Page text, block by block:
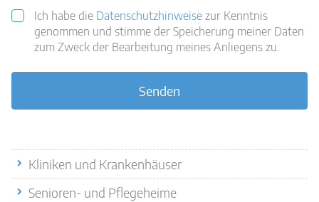
Ich habe die Datenschutzhinweise zur Kenntnis
genommen und stimme der Speicherung meiner Daten
zum Zweck der Bearbeitung meines Anliegens zu.
Senden
Quicklinks
Kliniken und Krankenhäuser
Senioren- und Pflegeheime